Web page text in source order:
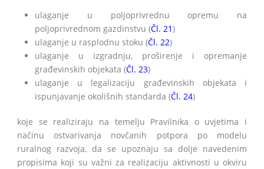
ulaganje u poljoprivrednu opremu na
poljoprivrednom gazdinstvu (Čl. 21)
ulaganje u rasplodnu stoku (Čl. 22)
ulaganje u izgradnju, proširenje i opremanje
građevinskih objekata (Čl. 23)
ulaganje u legalizaciju građevinskih objekata i
ispunjavanje okolišnih standarda (Čl. 24)
koje se realiziraju na temelju Pravilnika o uvjetima i
načinu ostvarivanja novčanih potpora po modelu
ruralnog razvoja, da se upoznaju sa dolje navedenim
propisima koji su važni za realizaciju aktivnosti u okviru